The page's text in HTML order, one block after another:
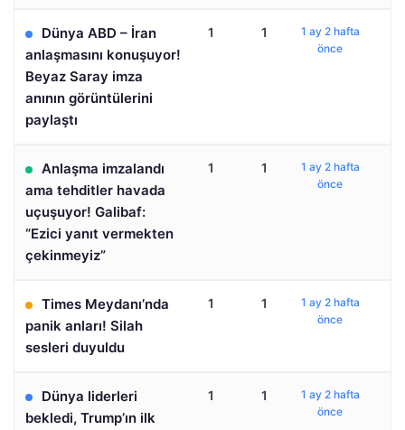
Dünya ABD – İran
anlaşmasını konuşuyor!
Beyaz Saray imza
anının görüntülerini
paylaştı
1 1
1 ay 2 hafta
önce
Anlaşma imzalandı
ama tehditler havada
uçuşuyor! Galibaf:
“Ezici yanıt vermekten
çekinmeyiz”
1 1
1 ay 2 hafta
önce
Times Meydanı’nda
panik anları! Silah
sesleri duyuldu
1 1
1 ay 2 hafta
önce
Dünya liderleri
bekledi, Trump’ın ilk
1 1
1 ay 2 hafta
önce